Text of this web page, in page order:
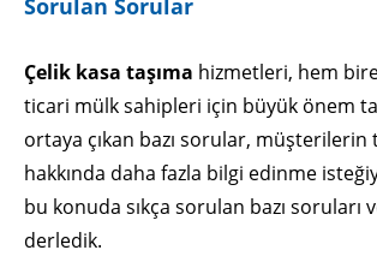
Sorulan Sorular
Çelik kasa taşıma hizmetleri, hem
ticari mülk sahipleri için büyük önem
ortaya çıkan bazı sorular, müşterilerin
hakkında daha fazla bilgi edinme
bu konuda sıkça sorulan bazı soruları
derledik.